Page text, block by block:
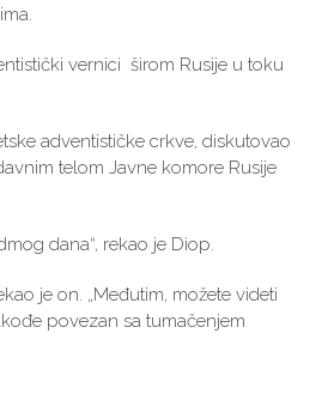
vernici širom Rusije u toku
adventističke crkve, diskutovao
telom Javne komore Rusije
dana“, rekao je Diop.
je on. „Međutim, možete videti
povezan sa tumačenjem